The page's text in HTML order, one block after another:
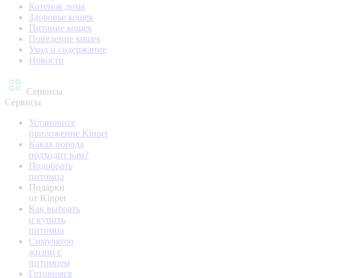
Котенок дома
Здоровье кошек
Питание кошек
Поведение кошек
Уход и содержание
Новости
Сервисы
Сервисы
Установите
приложение Kinpet
Какая порода
подходит вам?
Подобрать
питомца
Подарки
от Kinpet
Как выбрать
и купить
питомца
Симулятор
жизни с
питомцем
Готовимся